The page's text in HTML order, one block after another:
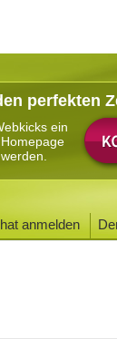
perfekten
ein
anmelden